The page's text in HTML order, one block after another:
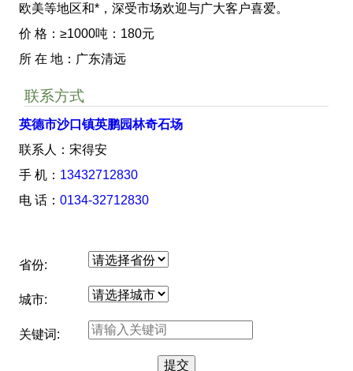
欧美等地区和*，深受市场欢迎与广大客户喜爱。
价 格：≥1000吨：180元
所 在 地：广东清远
联系方式
英德市沙口镇英鹏园林奇石场
联系人：宋得安
手 机： 13432712830
电 话： 0134-32712830
省份:
城市:
关键词: